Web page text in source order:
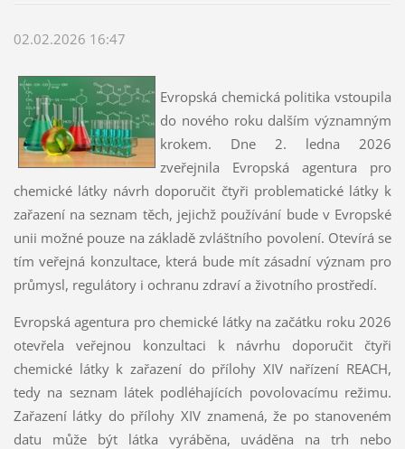
02.02.2026 16:47
Evropská chemická politika vstoupila
do nového roku dalším významným
krokem. Dne 2. ledna 2026
zveřejnila Evropská agentura pro
chemické látky návrh doporučit čtyři problematické látky k
zařazení na seznam těch, jejichž používání bude v Evropské
unii možné pouze na základě zvláštního povolení. Otevírá se
tím veřejná konzultace, která bude mít zásadní význam pro
průmysl, regulátory i ochranu zdraví a životního prostředí.
Evropská agentura pro chemické látky na začátku roku 2026
otevřela veřejnou konzultaci k návrhu doporučit čtyři
chemické látky k zařazení do přílohy XIV nařízení REACH,
tedy na seznam látek podléhajících povolovacímu režimu.
Zařazení látky do přílohy XIV znamená, že po stanoveném
datu může být látka vyráběna, uváděna na trh nebo